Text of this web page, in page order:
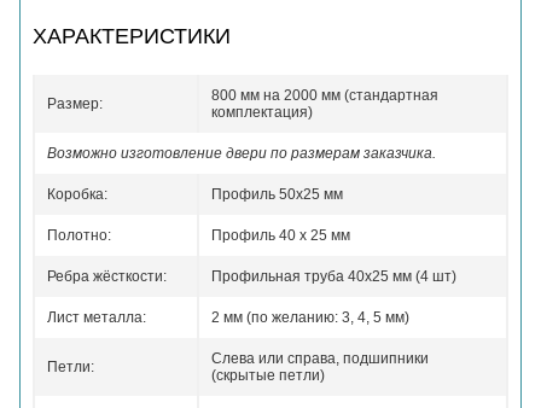
ХАРАКТЕРИСТИКИ
Размер:
800 мм на 2000 мм (стандартная
комплектация)
Возможно изготовление двери по размерам заказчика.
Коробка: Профиль 50x25 мм
Полотно: Профиль 40 x 25 мм
Ребра жёсткости: Профильная труба 40х25 мм (4 шт)
Лист металла: 2 мм (по желанию: 3, 4, 5 мм)
Петли:
Слева или справа, подшипники
(скрытые петли)